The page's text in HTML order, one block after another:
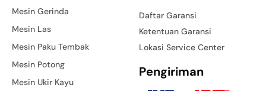
Mesin Gerinda
Mesin Las
Mesin Paku Tembak
Mesin Potong
Mesin Ukir Kayu
Daftar Garansi
Ketentuan Garansi
Lokasi Service Center
Pengiriman